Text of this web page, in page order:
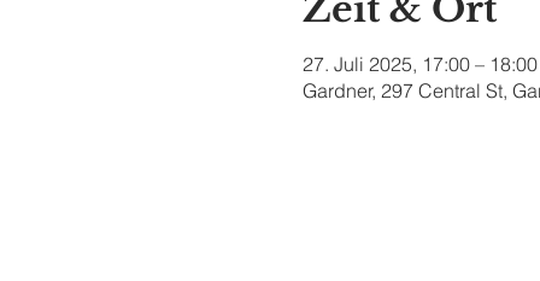
Zeit & Ort
27. Juli 2025, 17:00 – 18:00
Gardner, 297 Central St,